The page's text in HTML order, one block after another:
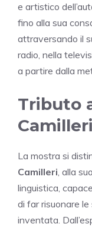
e artistico
fino alla sua
attraversando il
radio, nella
a partire dalla
Tributo
Camilleri
La mostra si
Camilleri, alla
linguistica,
di far risuonare
inventata.